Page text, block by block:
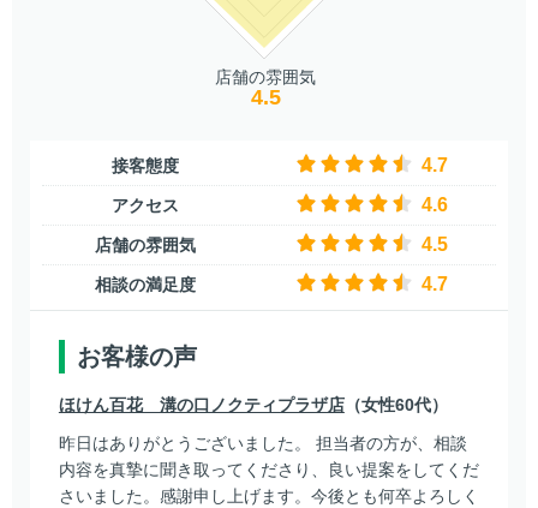
店舗の雰囲気
4.5
接客態度 4.7
アクセス 4.6
店舗の雰囲気 4.5
相談の満足度 4.7
お客様の声
ほけん百花 溝の口ノクティプラザ店（女性60代）
昨日はありがとうございました。 担当者の方が、相談
内容を真摯に聞き取ってくださり、良い提案をしてくだ
さいました。感謝申し上げます。今後とも何卒よろしく